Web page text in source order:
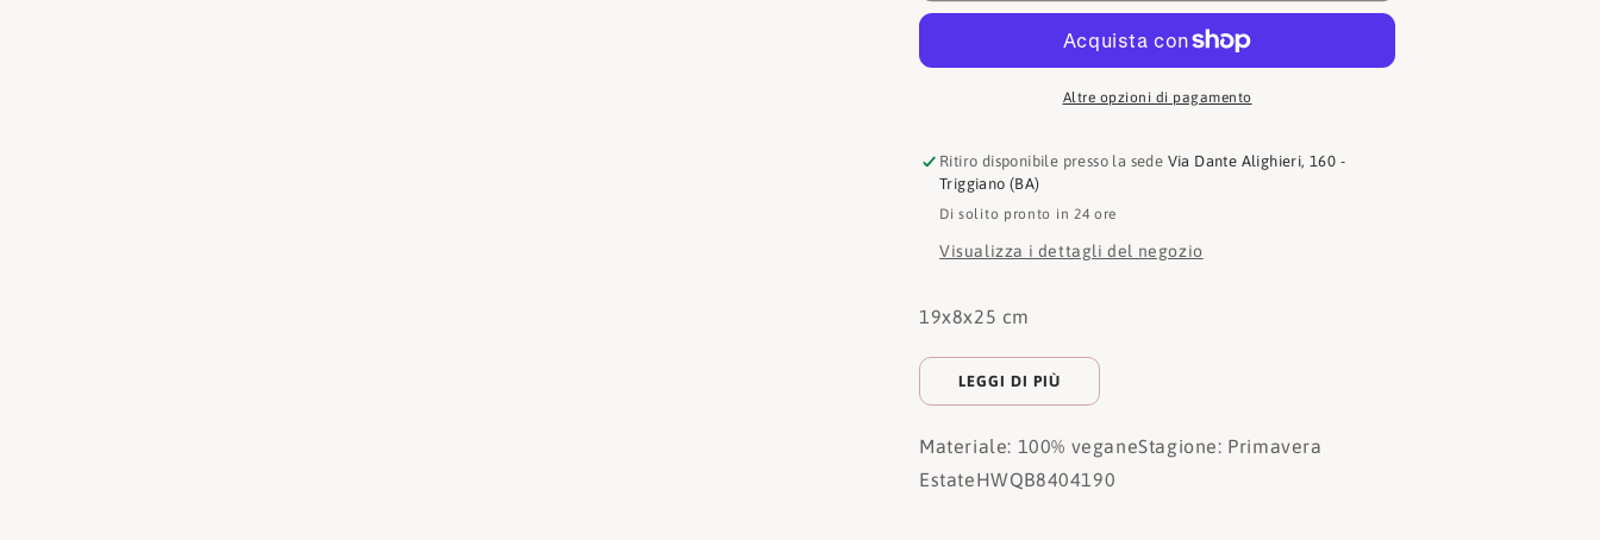
Altre opzioni di pagamento
Ritiro disponibile presso la sede Via Dante Alighieri, 160 -
Triggiano (BA)
Di solito pronto in 24 ore
Visualizza i dettagli del negozio
19x8x25 cm
LEGGI DI PIÙ
Materiale: 100% veganeStagione: Primavera
EstateHWQB8404190